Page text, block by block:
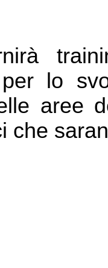
lo
aree
che